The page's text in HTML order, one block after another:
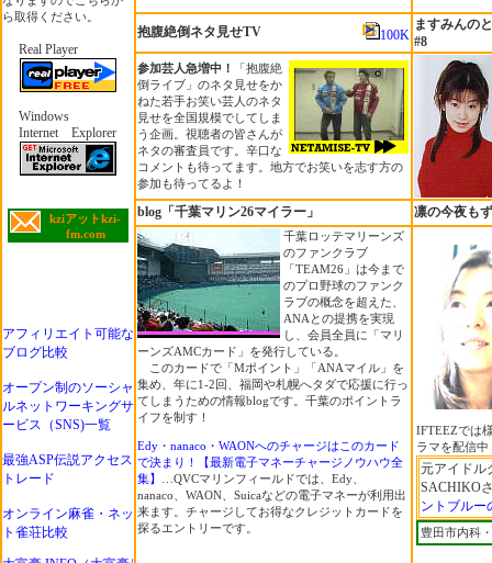
ら取得ください。
Real Player
Windows
Internet Explorer
kziアットkzi-
fm.com
アフィリエイト可能な
ブログ比較
オープン制のソーシャ
ルネットワーキングサ
ービス（SNS)一覧
最強ASP伝説アクセス
トレード
オンライン麻雀・ネッ
ト雀荘比較
抱腹絶倒ネタ見せTV 100K
ますみんの
#8
参加芸人急増中！
「抱腹絶
倒ライブ」のネタ見せをか
ねた若手お笑い芸人のネタ
見せを全国規模でしてしま
う企画。視聴者の皆さんが
ネタの審査員です。辛口な
コメントも待ってます。地方でお笑いを志す方の
参加も待ってるよ！
blog「千葉マリン26マイラー」 凛の今夜も
千葉ロッテマリーンズ
のファンクラブ
「TEAM26」は今まで
のプロ野球のファンク
ラブの概念を超えた、
ANAとの提携を実現
し、会員全員に「マリ
ーンズAMCカード」を発行している。
このカードで「Mポイント」「ANAマイル」を
集め、年に1-2回、福岡や札幌へタダで応援に行っ
てしまうための情報blogです。千葉のポイントラ
イフを制す！
Edy・nanaco・WAONへのチャージはこのカード
で決まり！【最新電子マネーチャージノウハウ全
集】
…QVCマリンフィールドでは、Edy、
nanaco、WAON、Suicaなどの電子マネーが利用出
来ます。チャージしてお得なクレジットカードを
探るエントリーです。
IFTEEZでは
ラマを配信中
元アイドル
SACHIKO
ントブルー
豊田市内科